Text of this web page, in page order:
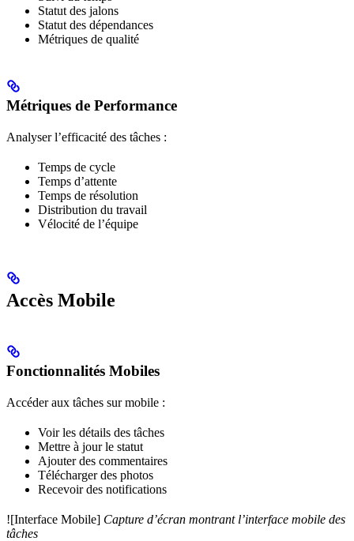
Statut des jalons
Statut des dépendances
Métriques de qualité
Métriques de Performance
Analyser l’efficacité des tâches :
Temps de cycle
Temps d’attente
Temps de résolution
Distribution du travail
Vélocité de l’équipe
Accès Mobile
Fonctionnalités Mobiles
Accéder aux tâches sur mobile :
Voir les détails des tâches
Mettre à jour le statut
Ajouter des commentaires
Télécharger des photos
Recevoir des notifications
![Interface Mobile] Capture d’écran montrant l’interface mobile des
tâches